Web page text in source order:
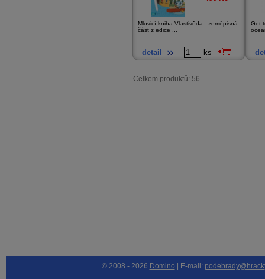
Mluvicí kniha Vlastivěda - zeměpisná
část z edice ...
detail ks
Get
Celkem produktů: 56
© 2008 - 2026 Domino | E-mail: